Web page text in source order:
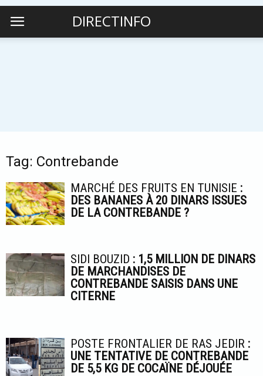
DIRECTINFO
Tag: Contrebande
MARCHÉ DES FRUITS EN TUNISIE :
DES BANANES À 20 DINARS ISSUES
DE LA CONTREBANDE ?
SIDI BOUZID : 1,5 MILLION DE DINARS
DE MARCHANDISES DE
CONTREBANDE SAISIS DANS UNE
CITERNE
POSTE FRONTALIER DE RAS JEDIR :
UNE TENTATIVE DE CONTREBANDE
DE 5,5 KG DE COCAÏNE DÉJOUÉE